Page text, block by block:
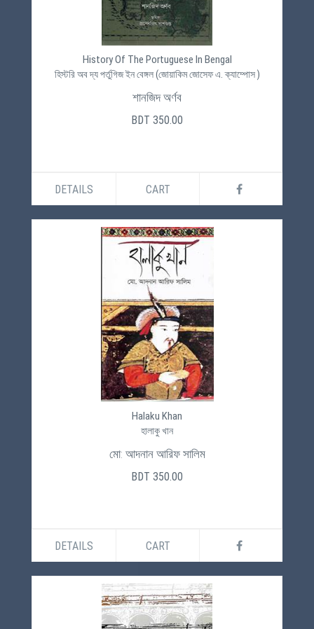
History Of The Portuguese In Bengal
হিস্টরি অব দ্য পর্তুগিজ ইন বেঙ্গল (জোয়াকিম জোসেফ এ. ক্যাম্পোস )
শানজিদ অর্ণব
BDT 350.00
DETAILS CART
Halaku Khan
হালাকু খান
মো: আদনান আরিফ সালিম
BDT 350.00
DETAILS CART